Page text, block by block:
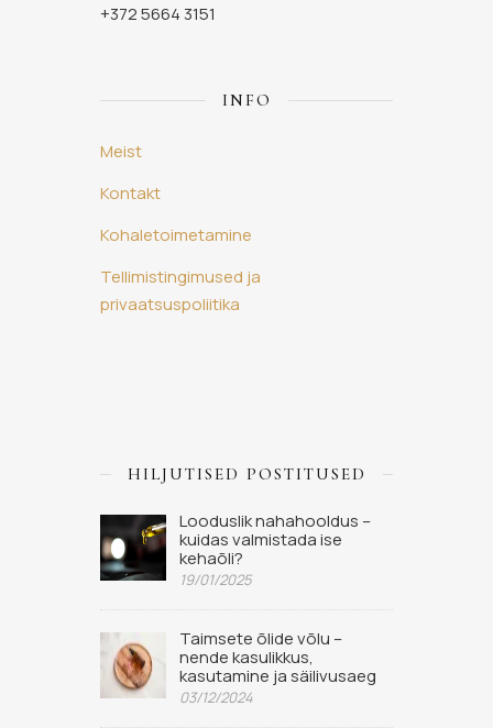
+372 5664 3151
INFO
Meist
Kontakt
Kohaletoimetamine
Tellimistingimused ja
privaatsuspoliitika
HILJUTISED POSTITUSED
Looduslik nahahooldus –
kuidas valmistada ise
kehaõli?
19/01/2025
Taimsete õlide võlu –
nende kasulikkus,
kasutamine ja säilivusaeg
03/12/2024